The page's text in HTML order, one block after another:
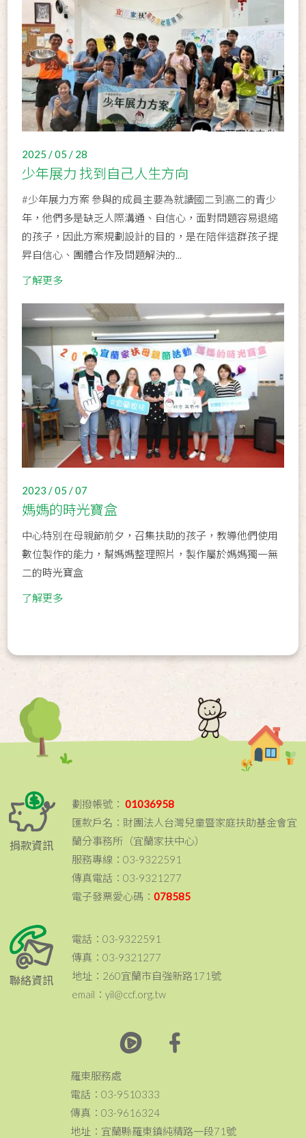
2025 / 05 / 28
少年展力 找到自己人生方向
#少年展力方案 參與的成員主要為就讀國二到高二的青少
年，他們多是缺乏人際溝通、自信心，面對問題容易退縮
的孩子，因此方案規劃設計的目的，是在陪伴這群孩子提
昇自信心、團體合作及問題解決的...
了解更多
2023 / 05 / 07
媽媽的時光寶盒
中心特別在母親節前夕，召集扶助的孩子，教導他們使用
數位製作的能力，幫媽媽整理照片，製作屬於媽媽獨一無
二的時光寶盒
了解更多
捐款資訊
劃撥帳號： 01036958
匯款戶名：財團法人台灣兒童暨家庭扶助基金會宜
蘭分事務所（宜蘭家扶中心）
服務專線：03-9322591
傳真電話：03-9321277
電子發票愛心碼：078585
聯絡資訊
電話：03-9322591
傳真：03-9321277
地址：260宜蘭市自強新路171號
email：yil@ccf.org.tw
羅東服務處
電話：03-9510333
傳真：03-9616324
地址：宜蘭縣羅東鎮純精路一段71號